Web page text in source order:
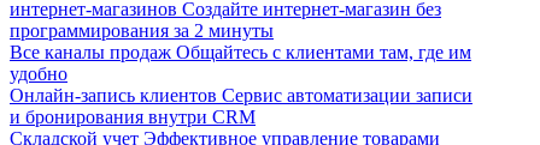
интернет-магазинов Создайте интернет-магазин без
программирования за 2 минуты
Все каналы продаж Общайтесь с клиентами там, где им
удобно
Онлайн-запись клиентов Сервис автоматизации записи
и бронирования внутри CRM
Складской учет Эффективное управление товарами